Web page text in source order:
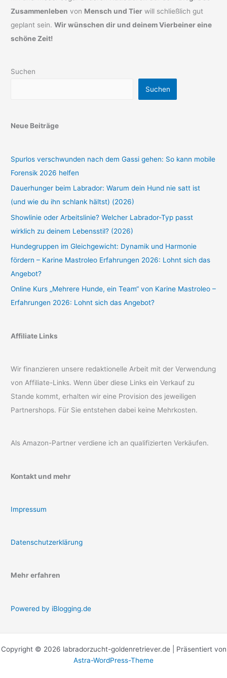
Zusammenleben von Mensch und Tier will schließlich gut
geplant sein.Wir wünschen dir und deinem Vierbeiner eine
schöne Zeit!
Suchen
Suchen
Neue Beiträge
Spurlos verschwunden nach dem Gassi gehen: So kann mobile
Forensik 2026 helfen
Dauerhunger beim Labrador: Warum dein Hund nie satt ist
(und wie du ihn schlank hältst) (2026)
Showlinie oder Arbeitslinie? Welcher Labrador-Typ passt
wirklich zu deinem Lebensstil? (2026)
Hundegruppen im Gleichgewicht: Dynamik und Harmonie
fördern – Karine Mastroleo Erfahrungen 2026: Lohnt sich das
Angebot?
Online Kurs „Mehrere Hunde, ein Team“ von Karine Mastroleo –
Erfahrungen 2026: Lohnt sich das Angebot?
Affiliate Links
Wir finanzieren unsere redaktionelle Arbeit mit der Verwendung
von Affiliate-Links. Wenn über diese Links ein Verkauf zu
Stande kommt, erhalten wir eine Provision des jeweiligen
Partnershops. Für Sie entstehen dabei keine Mehrkosten.
Als Amazon-Partner verdiene ich an qualifizierten Verkäufen.
Kontakt und mehr
Impressum
Datenschutzerklärung
Mehr erfahren
Powered by iBlogging.de
Copyright © 2026 labradorzucht-goldenretriever.de | Präsentiert von
Astra-WordPress-Theme